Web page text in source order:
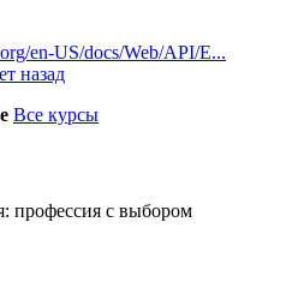
en-US/docs/Web/API/E...
назад
Все курсы
профессия с выбором